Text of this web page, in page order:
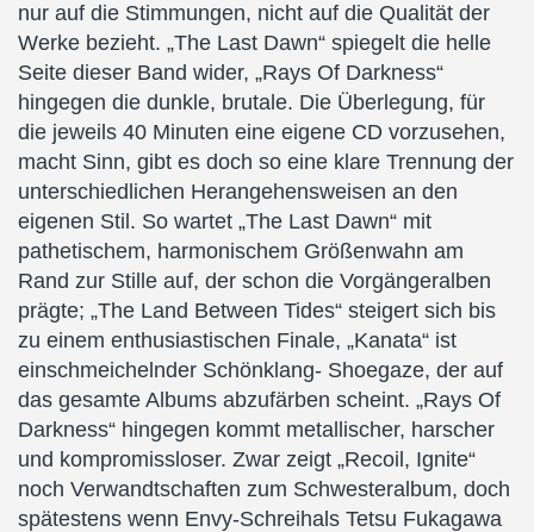
nur auf die Stimmungen, nicht auf die Qualität der
Werke bezieht. „The Last Dawn“ spiegelt die helle
Seite dieser Band wider, „Rays Of Darkness“
hingegen die dunkle, brutale. Die Überlegung, für
die jeweils 40 Minuten eine eigene CD vorzusehen,
macht Sinn, gibt es doch so eine klare Trennung der
unterschiedlichen Herangehensweisen an den
eigenen Stil. So wartet „The Last Dawn“ mit
pathetischem, harmonischem Größenwahn am
Rand zur Stille auf, der schon die Vorgängeralben
prägte; „The Land Between Tides“ steigert sich bis
zu einem enthusiastischen Finale, „Kanata“ ist
einschmeichelnder Schönklang- Shoegaze, der auf
das gesamte Albums abzufärben scheint. „Rays Of
Darkness“ hingegen kommt metallischer, harscher
und kompromissloser. Zwar zeigt „Recoil, Ignite“
noch Verwandtschaften zum Schwesteralbum, doch
spätestens wenn Envy-Schreihals Tetsu Fukagawa